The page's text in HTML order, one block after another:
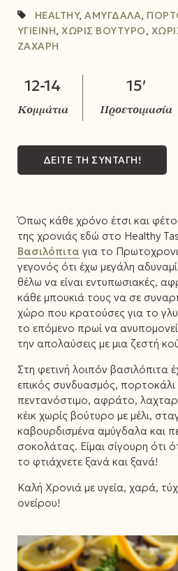
HEALTHY, ΑΜΎΓΔΑΛΑ,
ΥΓΙΕΙΝΉ, ΧΩΡΊΣ ΒΟΎΤΥΡΟ,
ΖΆΧΑΡΗ
12-14 15′
ΔΕΙΤΕ ΤΗ ΣΥΝΤΑΓΗ!
Όπως κάθε χρόνο έτσι και
της χρονιάς εδώ στο Healthy
Βασιλόπιτα για το
γεγονός ότι έχω μεγάλη
θέλω να είναι εντυπωσιακές,
κάθε μπουκιά τους να σε
χώρο που κρατούσες για το
το επόμενο πρωί να
την απολαύσεις με μια ζεστή
Στη φετινή λοιπόν βασιλόπιτα
επικός συνδυασμός,
πεντανόστιμο, αφράτο,
κέικ χωρίς βούτυρο με μέλι,
καβουρδισμένα αμύγδαλα και
σοκολάτας. Είμαι σίγουρη ότι
το φτιάχνετε ξανά και ξανά!
Καλή Χρονιά με υγεία, χαρά,
ονείρου!